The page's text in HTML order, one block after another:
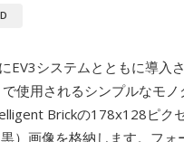
EV3システムとともに導入
使用されるシンプルなモノ
Brickの178x128ピク
）画像を格納します。フォ